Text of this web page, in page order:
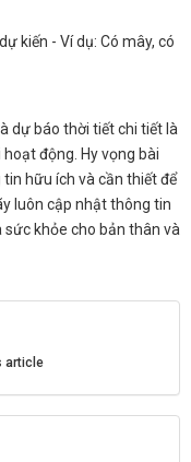
kiến - Ví dụ: Có mây, có
dự báo thời tiết chi tiết là
động. Hy vọng bài
hữu ích và cần thiết để
luôn cập nhật thông tin
khỏe cho bản thân và
article